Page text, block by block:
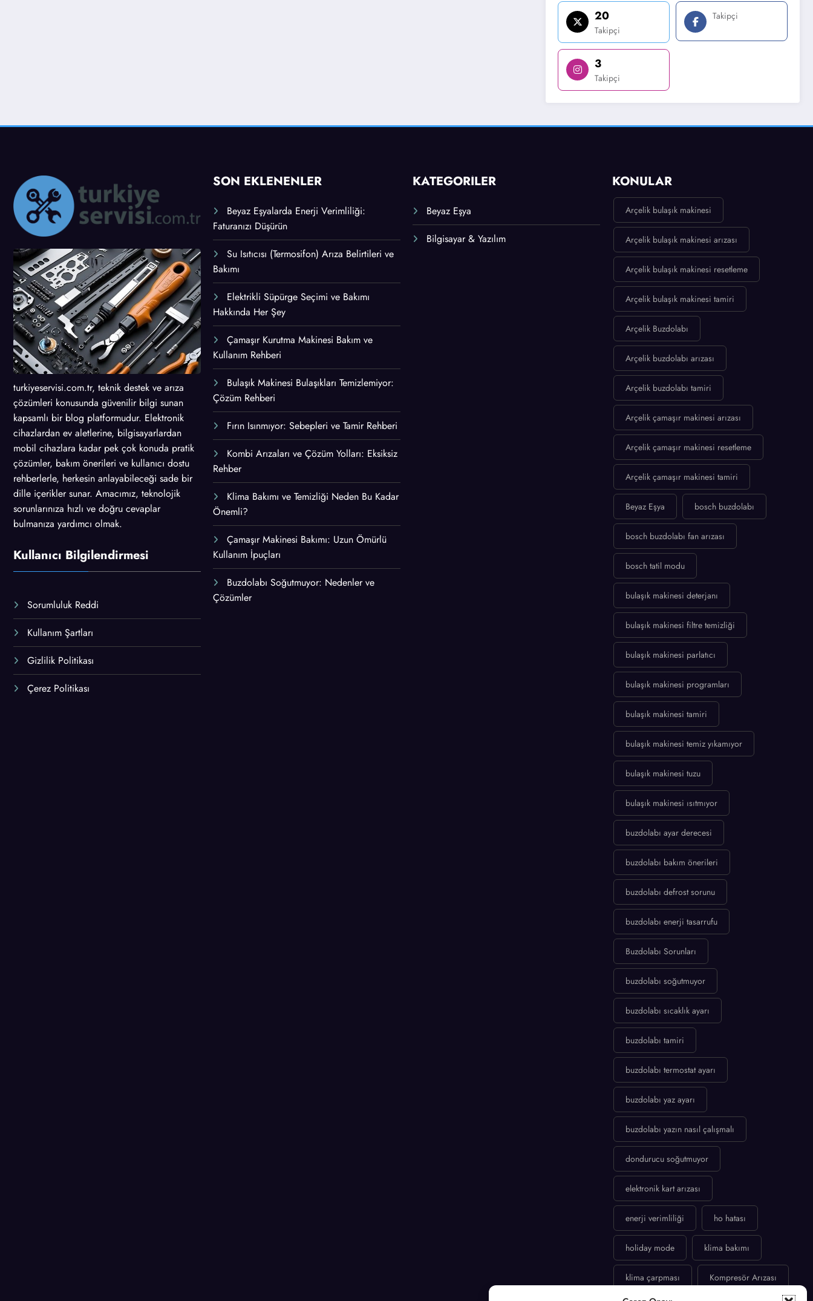
20
Takipçi
Takipçi
3
Takipçi
turkiyeservisi.com.tr, teknik destek ve arıza
çözümleri konusunda güvenilir bilgi sunan
kapsamlı bir blog platformudur. Elektronik
cihazlardan ev aletlerine, bilgisayarlardan
mobil cihazlara kadar pek çok konuda pratik
çözümler, bakım önerileri ve kullanıcı dostu
rehberlerle, herkesin anlayabileceği sade bir
dille içerikler sunar. Amacımız, teknolojik
sorunlarınıza hızlı ve doğru cevaplar
bulmanıza yardımcı olmak.
Kullanıcı Bilgilendirmesi
Sorumluluk Reddi
Kullanım Şartları
Gizlilik Politikası
Çerez Politikası
SON EKLENENLER
Beyaz Eşyalarda Enerji Verimliliği:
Faturanızı Düşürün
Su Isıtıcısı (Termosifon) Arıza Belirtileri ve
Bakımı
Elektrikli Süpürge Seçimi ve Bakımı
Hakkında Her Şey
Çamaşır Kurutma Makinesi Bakım ve
Kullanım Rehberi
Bulaşık Makinesi Bulaşıkları Temizlemiyor:
Çözüm Rehberi
Fırın Isınmıyor: Sebepleri ve Tamir Rehberi
Kombi Arızaları ve Çözüm Yolları: Eksiksiz
Rehber
Klima Bakımı ve Temizliği Neden Bu Kadar
Önemli?
Çamaşır Makinesi Bakımı: Uzun Ömürlü
Kullanım İpuçları
Buzdolabı Soğutmuyor: Nedenler ve
Çözümler
KATEGORİLER
Beyaz Eşya
Bilgisayar & Yazılım
KONULAR
Arçelik bulaşık makinesi
Arçelik bulaşık makinesi arızası
Arçelik bulaşık makinesi resetleme
Arçelik bulaşık makinesi tamiri
Arçelik Buzdolabı
Arçelik buzdolabı arızası
Arçelik buzdolabı tamiri
Arçelik çamaşır makinesi arızası
Arçelik çamaşır makinesi resetleme
Arçelik çamaşır makinesi tamiri
Beyaz Eşya bosch buzdolabı
bosch buzdolabı fan arızası
bosch tatil modu
bulaşık makinesi deterjanı
bulaşık makinesi filtre temizliği
bulaşık makinesi parlatıcı
bulaşık makinesi programları
bulaşık makinesi tamiri
bulaşık makinesi temiz yıkamıyor
bulaşık makinesi tuzu
bulaşık makinesi ısıtmıyor
buzdolabı ayar derecesi
buzdolabı bakım önerileri
buzdolabı defrost sorunu
buzdolabı enerji tasarrufu
Buzdolabı Sorunları
buzdolabı soğutmuyor
buzdolabı sıcaklık ayarı
buzdolabı tamiri
buzdolabı termostat ayarı
buzdolabı yaz ayarı
buzdolabı yazın nasıl çalışmalı
dondurucu soğutmuyor
elektronik kart arızası
enerji verimliliği ho hatası
holiday mode klima bakımı
klima çarpması Kompresör Arızası